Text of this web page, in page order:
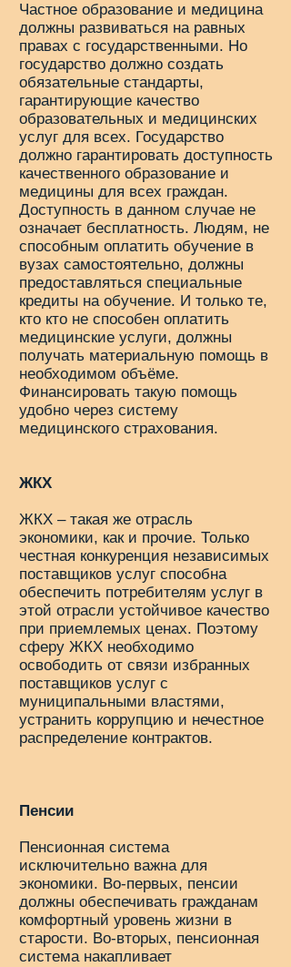
Частное образование и медицина
должны развиваться на равных
правах с государственными. Но
государство должно создать
обязательные стандарты,
гарантирующие качество
образовательных и медицинских
услуг для всех. Государство
должно гарантировать доступность
качественного образование и
медицины для всех граждан.
Доступность в данном случае не
означает бесплатность. Людям, не
способным оплатить обучение в
вузах самостоятельно, должны
предоставляться специальные
кредиты на обучение. И только те,
кто кто не способен оплатить
медицинские услуги, должны
получать материальную помощь в
необходимом объёме.
Финансировать такую помощь
удобно через систему
медицинского страхования.
ЖКХ
ЖКХ – такая же отрасль
экономики, как и прочие. Только
честная конкуренция независимых
поставщиков услуг способна
обеспечить потребителям услуг в
этой отрасли устойчивое качество
при приемлемых ценах. Поэтому
сферу ЖКХ необходимо
освободить от связи избранных
поставщиков услуг с
муниципальными властями,
устранить коррупцию и нечестное
распределение контрактов.
Пенсии
Пенсионная система
исключительно важна для
экономики. Во-первых, пенсии
должны обеспечивать гражданам
комфортный уровень жизни в
старости. Во-вторых, пенсионная
система накапливает